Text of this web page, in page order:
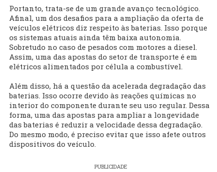
Portanto, trata-se de um grande avanço tecnológico.
Afinal, um dos desafios para a ampliação da oferta de
veículos elétricos diz respeito às baterias. Isso porque
os sistemas atuais ainda têm baixa autonomia.
Sobretudo no caso de pesados com motores a diesel.
Assim, uma das apostas do setor de transporte é em
elétricos alimentados por célula a combustível.
Além disso, há a questão da acelerada degradação das
baterias. Isso ocorre devido às reações químicas no
interior do componente durante seu uso regular. Dessa
forma, uma das apostas para ampliar a longevidade
das baterias é reduzir a velocidade dessa degradação.
Do mesmo modo, é preciso evitar que isso afete outros
dispositivos do veículo.
PUBLICIDADE